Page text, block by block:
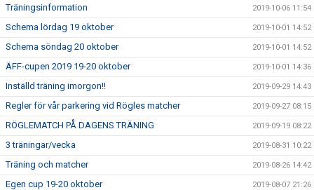
Träningsinformation 2019-10-06 11:54
Schema lördag 19 oktober 2019-10-01 14:52
Schema söndag 20 oktober 2019-10-01 14:52
ÄFF-cupen 2019 19-20 oktober 2019-10-01 14:36
Inställd träning imorgon!! 2019-09-29 14:43
Regler för vår parkering vid Rögles matcher 2019-09-27 08:15
RÖGLEMATCH PÅ DAGENS TRÄNING 2019-09-19 08:22
3 träningar/vecka 2019-08-31 10:22
Träning och matcher 2019-08-26 14:42
Egen cup 19-20 oktober 2019-08-07 21:26